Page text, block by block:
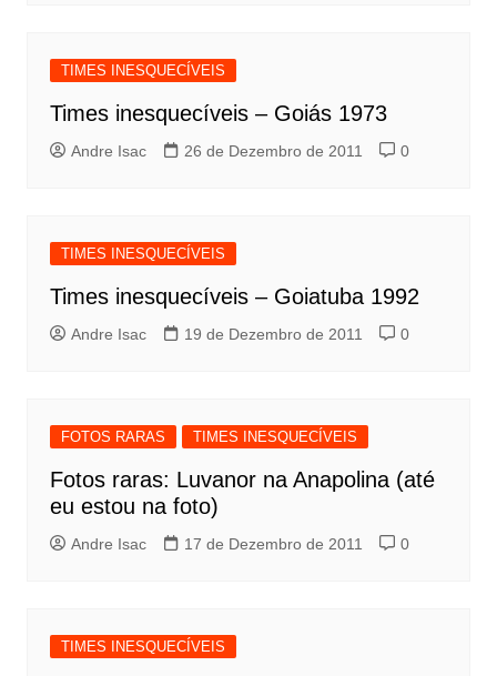
TIMES INESQUECÍVEIS
Times inesquecíveis – Goiás 1973
Andre Isac 26 de Dezembro de 2011 0
TIMES INESQUECÍVEIS
Times inesquecíveis – Goiatuba 1992
Andre Isac 19 de Dezembro de 2011 0
FOTOS RARAS TIMES INESQUECÍVEIS
Fotos raras: Luvanor na Anapolina (até
eu estou na foto)
Andre Isac 17 de Dezembro de 2011 0
TIMES INESQUECÍVEIS